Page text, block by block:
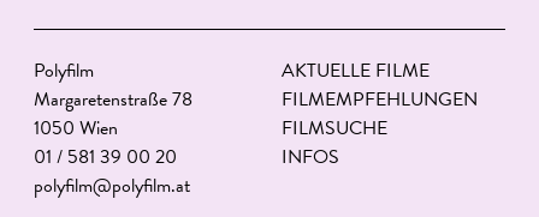
Polyfilm
Margaretenstraße 78
1050 Wien
01 / 581 39 00 20
polyfilm@polyfilm.at
AKTUELLE FILME
FILMEMPFEHLUNGEN
FILMSUCHE
INFOS